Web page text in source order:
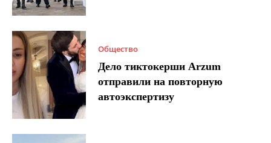
Общество
Дело тиктокерши Arzum
отправили на повторную
автоэкспертизу